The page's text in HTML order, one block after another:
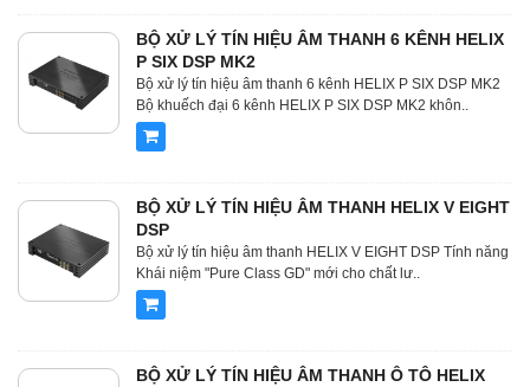
BỘ XỬ LÝ TÍN HIỆU ÂM THANH 6 KÊNH HELIX
P SIX DSP MK2
Bộ xử lý tín hiệu âm thanh 6 kênh HELIX P SIX DSP MK2
Bộ khuếch đại 6 kênh HELIX P SIX DSP MK2 khôn..
BỘ XỬ LÝ TÍN HIỆU ÂM THANH HELIX V EIGHT
DSP
Bộ xử lý tín hiệu âm thanh HELIX V EIGHT DSP Tính năng
Khái niệm "Pure Class GD" mới cho chất lư..
BỘ XỬ LÝ TÍN HIỆU ÂM THANH Ô TÔ HELIX